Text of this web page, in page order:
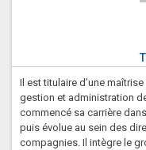
Il est titulaire d’une
gestion et administration
commencé sa carrière
puis évolue au sein des
compagnies. Il intègre le